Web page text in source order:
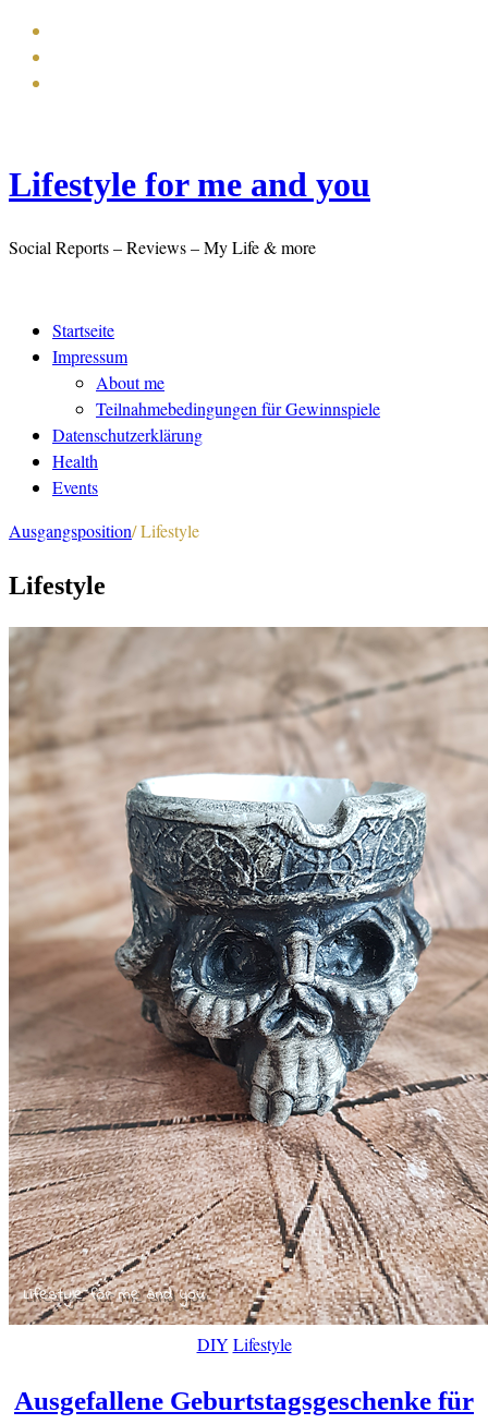
Lifestyle for me and you
Social Reports – Reviews – My Life & more
Startseite
Impressum
About me
Teilnahmebedingungen für Gewinnspiele
Datenschutzerklärung
Health
Events
Ausgangsposition/Lifestyle
Lifestyle
DIY Lifestyle
Ausgefallene Geburtstagsgeschenke für